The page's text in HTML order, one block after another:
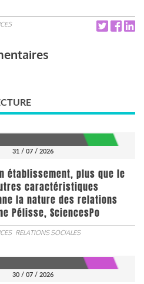
31 / 07 / 2026
établissement, plus que le
caractéristiques
la nature des relations
Pélisse, SciencesPo
RELATIONS SOCIALES
30 / 07 / 2026